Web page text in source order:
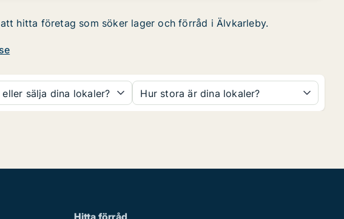
hitta företag som söker lager och förråd i Älvkarleby.
sälja dina lokaler? Hur stora är dina lokaler?
Hitta förråd